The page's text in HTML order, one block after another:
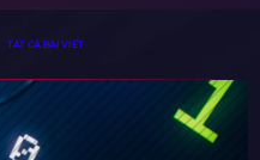
TẤT CẢ BÀI VIẾT